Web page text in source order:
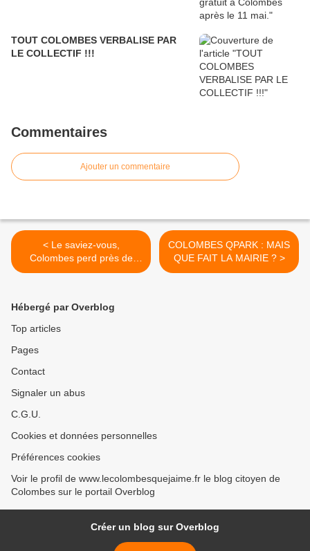
TOUT COLOMBES VERBALISE PAR
LE COLLECTIF !!!
Commentaires
Ajouter un commentaire
< Le saviez-vous,
Colombes perd près de
20.000,00 € de recettes
COLOMBES QPARK : MAIS
QUE FAIT LA MAIRIE ? >
Hébergé par Overblog
Top articles
Pages
Contact
Signaler un abus
C.G.U.
Cookies et données personnelles
Préférences cookies
Voir le profil de www.lecolombesquejaime.fr le blog citoyen de
Colombes sur le portail Overblog
Créer un blog sur Overblog